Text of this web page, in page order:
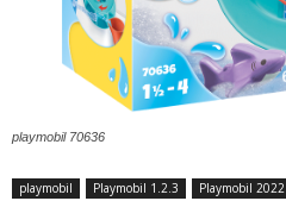
playmobil 70636
playmobil Playmobil 1.2.3 Playmobil 2022